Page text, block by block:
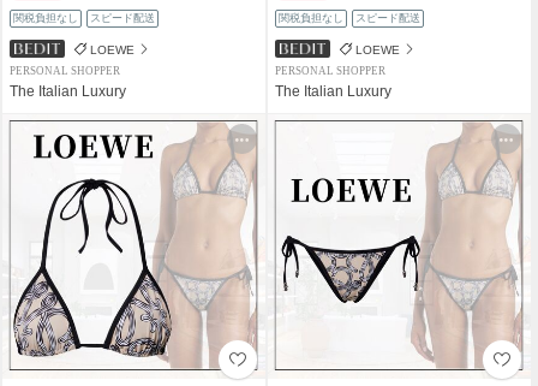
関税負担なし スピード配送
LOEWE
PERSONAL SHOPPER
The Italian Luxury
関税負担なし スピード配送
LOEWE
PERSONAL SHOPPER
The Italian Luxury